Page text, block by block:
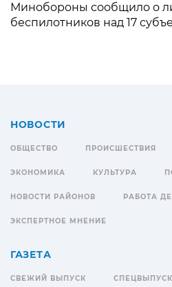
Минобороны сообщило о
беспилотников над 17
НОВОСТИ
ОБЩЕСТВО ПРОИСШЕСТВИЯ
ЭКОНОМИКА КУЛЬТУРА
НОВОСТИ РАЙОНОВ РАБОТА
ЭКСПЕРТНОЕ МНЕНИЕ
ГАЗЕТА
СВЕЖИЙ ВЫПУСК СПЕЦВЫПУСК